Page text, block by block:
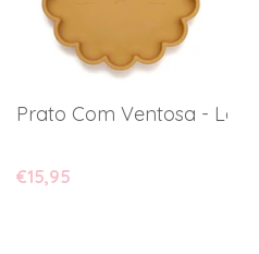
Prato Com Ventosa - Leão
€15,95